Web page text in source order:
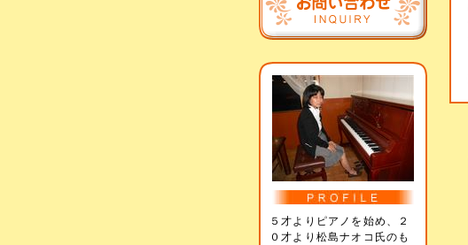
５才よりピアノを始め、２
０才より松島ナオコ氏のも